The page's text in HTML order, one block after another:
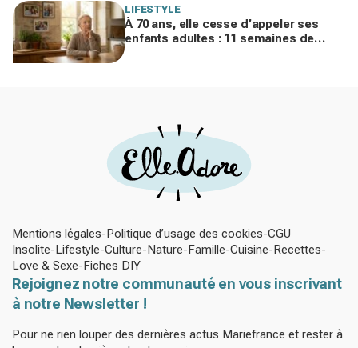
LIFESTYLE
À 70 ans, elle cesse d’appeler ses
enfants adultes : 11 semaines de
Mentions légales Politique d’usage des cookies CGU
Insolite Lifestyle Culture Nature Famille Cuisine Recettes
Love & Sexe Fiches DIY
Rejoignez notre communauté en vous inscrivant
à notre Newsletter !
Pour ne rien louper des dernières actus Mariefrance et rester à